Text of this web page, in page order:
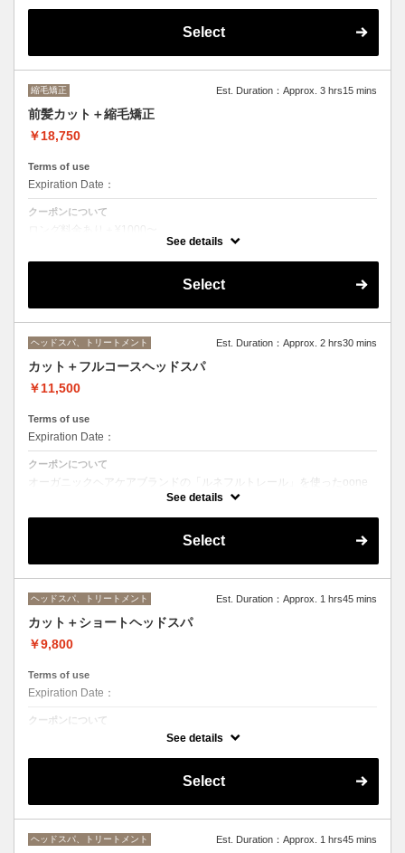
Select
縮毛矯正 Est. Duration：Approx. 3 hrs15 mins
前髪カット＋縮毛矯正
￥18,750
Terms of use
Expiration Date：
クーポンについて
ロング料金あり＋¥1000〜
See details
Select
ヘッドスパ、トリートメント Est. Duration：Approx. 2 hrs30 mins
カット＋フルコースヘッドスパ
￥11,500
Terms of use
Expiration Date：
クーポンについて
オーガニックヘアケアブランドの「ルネフルトレール」を使ったoone
が自信を持っておすすめするヘッドスパです。
ヘッドスパの施術時間は４５分になります。
See details
Select
ヘッドスパ、トリートメント Est. Duration：Approx. 1 hrs45 mins
カット＋ショートヘッドスパ
￥9,800
Terms of use
Expiration Date：
クーポンについて
２０分のショートヘッドスパSee details
Select
ヘッドスパ、トリートメント Est. Duration：Approx. 1 hrs45 mins